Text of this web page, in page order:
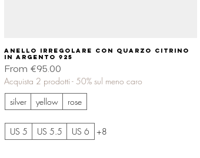
Quick View
Anello irregolare con quarzo citrino
in argento 925
From €95.00
Sale Price
Acquista 2 prodotti - 50% sul meno caro
silver
yellow rose
US 5 US 5.5 US 6 +8